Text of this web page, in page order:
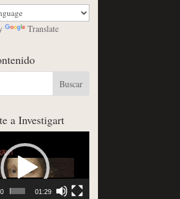
Translate
a Investigart
01:29